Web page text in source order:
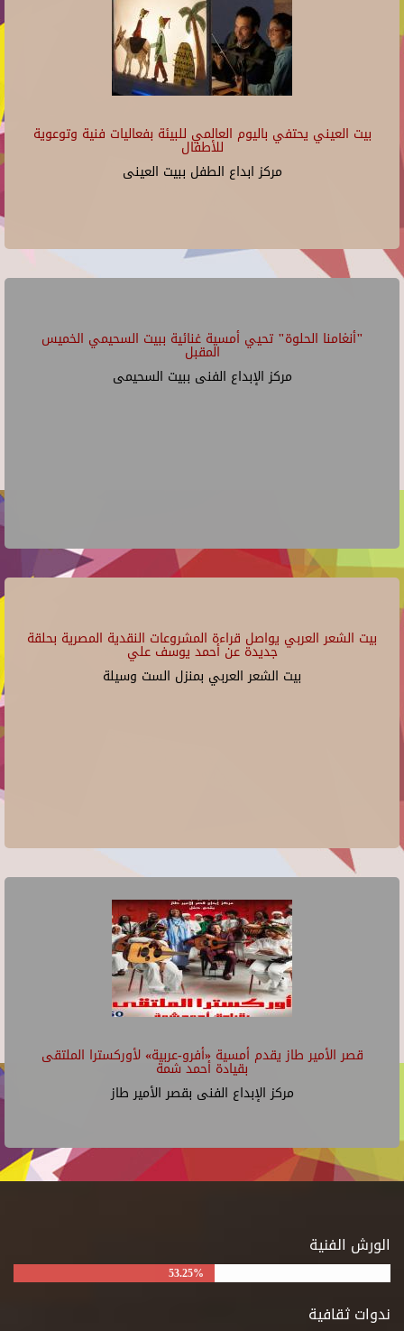
بيت العيني يحتفي باليوم العالمي للبيئة بفعاليات فنية وتوعوية
للأطفال
مركز ابداع الطفل ببيت العينى
"أنغامنا الحلوة" تحيي أمسية غنائية ببيت السحيمي الخميس
المقبل
مركز الإبداع الفنى ببيت السحيمى
بيت الشعر العربي يواصل قراءة المشروعات النقدية المصرية بحلقة
جديدة عن أحمد يوسف علي
بيت الشعر العربي بمنزل الست وسيلة
قصر الأمير طاز يقدم أمسية «أفرو-عربية» لأوركسترا الملتقى
بقيادة أحمد شمة
مركز الإبداع الفنى بقصر الأمير طاز
الورش الفنية
53.25%
ندوات ثقافية